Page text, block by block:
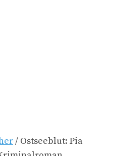
/ Ostseeblut: Pia